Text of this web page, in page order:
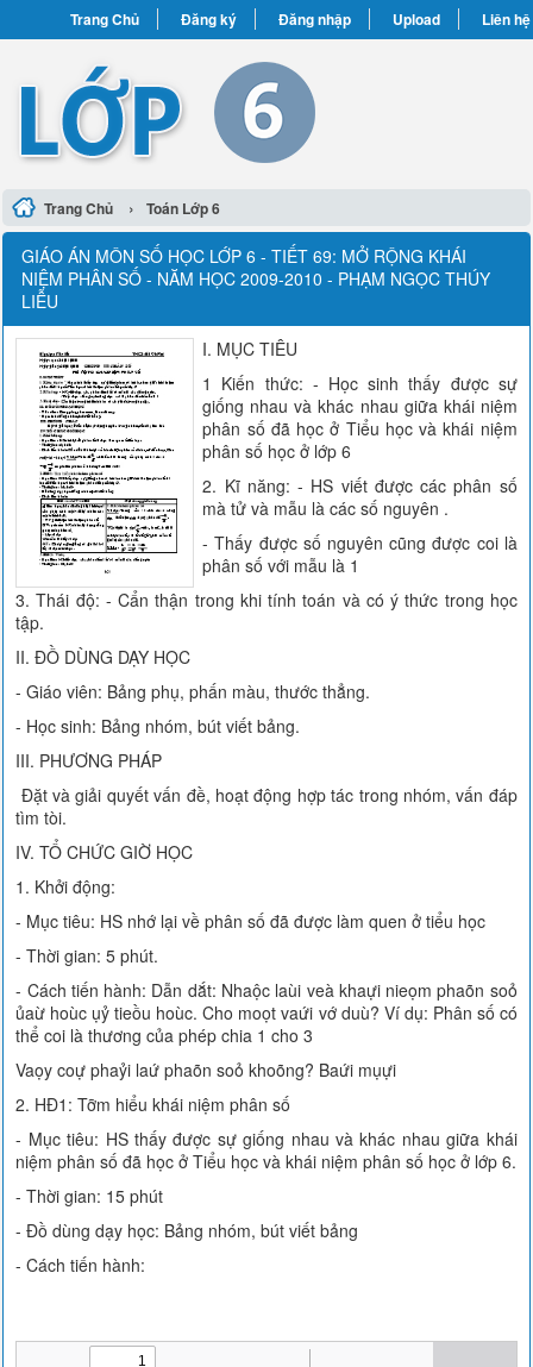
Trang Chủ Đăng ký Đăng nhập Upload Liên hệ
Trang Chủ › Toán Lớp 6
GIÁO ÁN MÔN SỐ HỌC LỚP 6 - TIẾT 69: MỞ RỘNG KHÁI
NIỆM PHÂN SỐ - NĂM HỌC 2009-2010 - PHẠM NGỌC THÚY
LIỄU
I. MỤC TIÊU
1 Kiến thức: - Học sinh thấy được sự
giống nhau và khác nhau giữa khái niệm
phân số đã học ở Tiểu học và khái niệm
phân số học ở lớp 6
2. Kĩ năng: - HS viết được các phân số
mà tử và mẫu là các số nguyên .
- Thấy được số nguyên cũng được coi là
phân số với mẫu là 1
3. Thái độ: - Cẩn thận trong khi tính toán và có ý thức trong học
tập.
II. ĐỒ DÙNG DẠY HỌC
- Giáo viên: Bảng phụ, phấn màu, thước thẳng.
- Học sinh: Bảng nhóm, bút viết bảng.
III. PHƯƠNG PHÁP
Đặt và giải quyết vấn đề, hoạt động hợp tác trong nhóm, vấn đáp
tìm tòi.
IV. TỔ CHỨC GIỜ HỌC
1. Khởi động:
- Mục tiêu: HS nhớ lại về phân số đã được làm quen ở tiểu học
- Thời gian: 5 phút.
- Cách tiến hành: Dẫn dắt: Nhaộc laùi veà khaựi nieọm phaõn soỏ
ủaừ hoùc ụỷ tieồu hoùc. Cho moọt vaứi vớ duù? Ví dụ: Phân số có
thể coi là thương của phép chia 1 cho 3
Vaọy coự phaỷi laứ phaõn soỏ khoõng? Baứi mụựi
2. HĐ1: Tỡm hiểu khái niệm phân số
- Mục tiêu: HS thấy được sự giống nhau và khác nhau giữa khái
niệm phân số đã học ở Tiểu học và khái niệm phân số học ở lớp 6.
- Thời gian: 15 phút
- Đồ dùng dạy học: Bảng nhóm, bút viết bảng
- Cách tiến hành: